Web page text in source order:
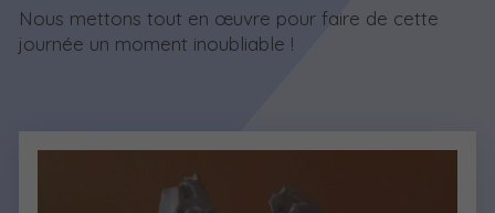
Nous mettons tout en œuvre pour faire de cette
journée un moment inoubliable !